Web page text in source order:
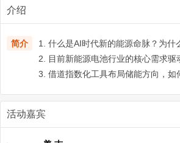
介绍
简介
1. 什么是AI时代新的能源命脉？为什
2. 目前新能源电池行业的核心需求驱
3. 借道指数化工具布局储能方向，如
活动嘉宾